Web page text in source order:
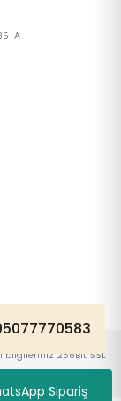
Sipariş
A
bilgileriniz 256Bit SSL